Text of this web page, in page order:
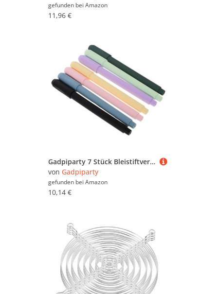
gefunden bei Amazon
11,96 €
Gadpiparty 7 Stück Bleistiftverlängerer Verlängerungshalter für Buntstifte Stifthalter für Bleistifte Bleistifthalter für Bleistiftverlängerungswerkzeug Buntstiftverlängerer Plastik
von Gadpiparty
gefunden bei Amazon
10,14 €